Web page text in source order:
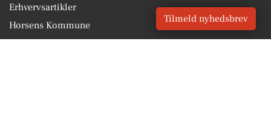
Erhvervsartikler
Horsens Kommune
Få en gratis salgsvurdering
Tilmeld nyhedsbrev